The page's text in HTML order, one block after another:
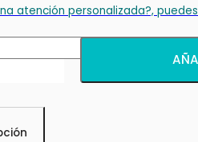
atención personalizada?,